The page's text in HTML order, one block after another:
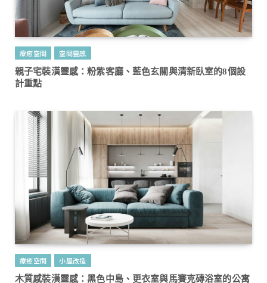
療癒空間
空間靈感
親子宅裝潢靈感：粉紫客廳、藍色玄關與清新臥室的8個設
計重點
療癒空間
小屋改造
木質感裝潢靈感：黑色中島、更衣室與馬賽克磚浴室的公寓